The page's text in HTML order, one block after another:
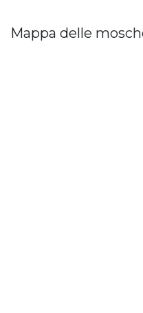
Mappa delle